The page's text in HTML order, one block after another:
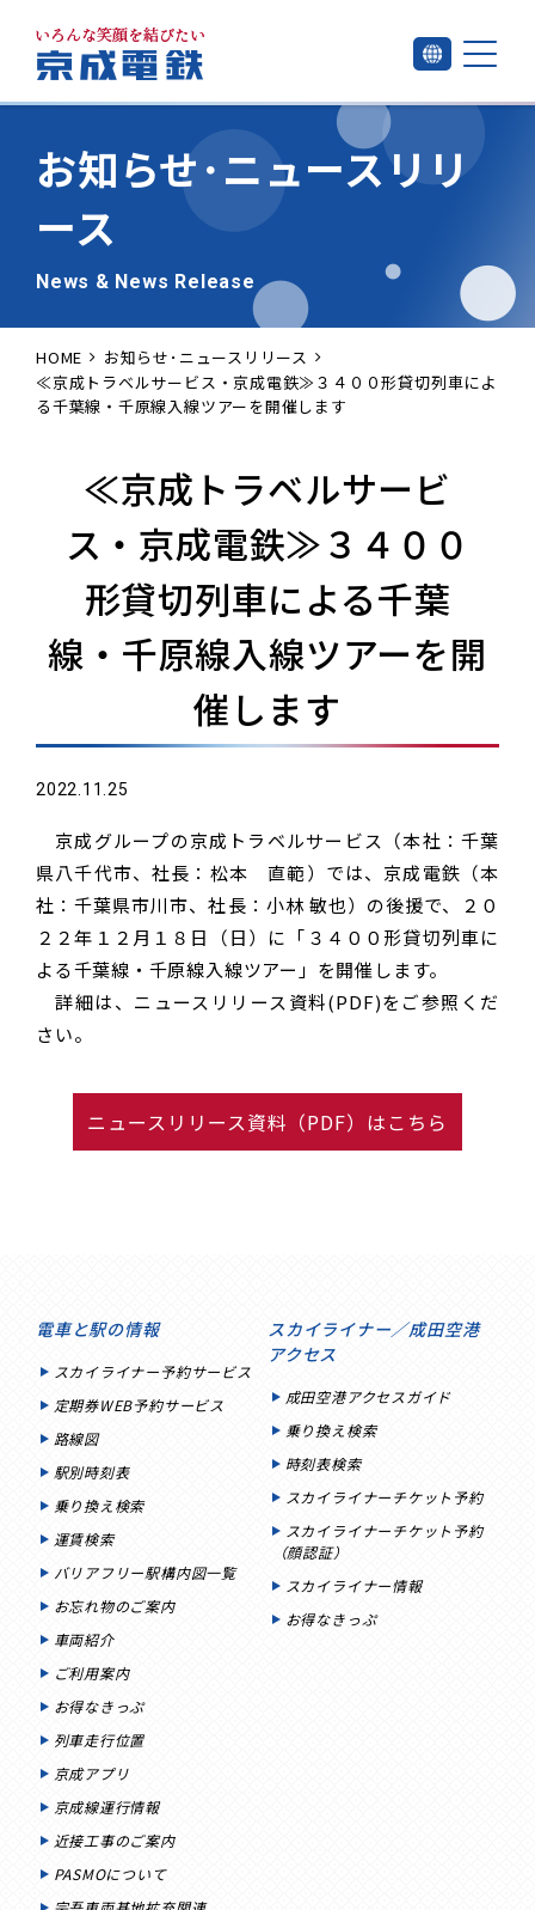
お知らせ･ニュースリリ
ース
News & News Release
HOME
お知らせ･ニュースリリース
≪京成トラベルサービス・京成電鉄≫３４００形貸切列車によ
る千葉線・千原線入線ツアーを開催します
≪京成トラベルサービ
ス・京成電鉄≫３４００
形貸切列車による千葉
線・千原線入線ツアーを開
催します
2022.11.25
京成グループの京成トラベルサービス（本社：千葉
県八千代市、社長：松本 直範）では、京成電鉄（本
社：千葉県市川市、社長：小林 敏也）の後援で、２０
２２年１２月１８日（日）に「３４００形貸切列車に
よる千葉線・千原線入線ツアー」を開催します。
詳細は、ニュースリリース資料(PDF)をご参照くだ
さい。
ニュースリリース資料（PDF）はこちら
電車と駅の情報
スカイライナー予約サービス
定期券WEB予約サービス
路線図
駅別時刻表
乗り換え検索
運賃検索
バリアフリー駅構内図一覧
お忘れ物のご案内
車両紹介
ご利用案内
お得なきっぷ
列車走行位置
京成アプリ
京成線運行情報
近接工事のご案内
PASMOについて
スカイライナー／成田空港
アクセス
成田空港アクセスガイド
乗り換え検索
時刻表検索
スカイライナーチケット予約
スカイライナーチケット予約
（顔認証）
スカイライナー情報
お得なきっぷ